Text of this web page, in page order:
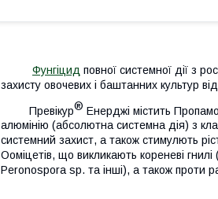
Фунгіцид повної системної дії з
захисту овочевих і баштанних культур
Превікур® Енерджі містить
алюмінію (абсолютна системна дія) з
системний захист, а також стимулють
Ооміцетів, що викликають кореневі
Peronospora sp. та інші), а також проти